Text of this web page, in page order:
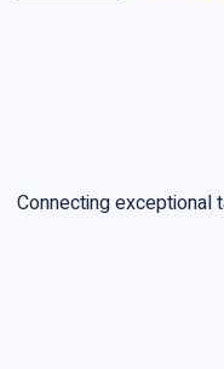
Connecting exceptional